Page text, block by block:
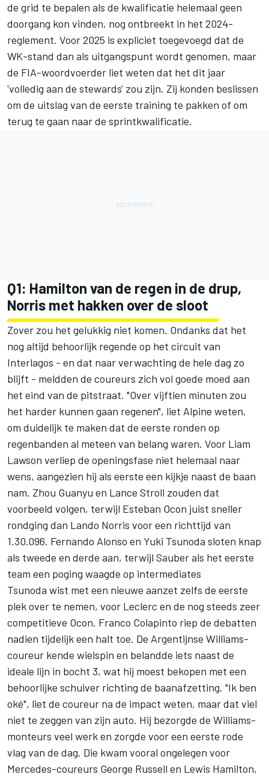
de grid te bepalen als de kwalificatie helemaal geen
doorgang kon vinden, nog ontbreekt in het 2024-
reglement. Voor 2025 is expliciet toegevoegd dat de
WK-stand dan als uitgangspunt wordt genomen, maar
de FIA-woordvoerder liet weten dat het dit jaar
'volledig aan de stewards' zou zijn. Zij konden beslissen
om de uitslag van de eerste training te pakken of om
terug te gaan naar de sprintkwalificatie.
Q1: Hamilton van de regen in de drup,
Norris met hakken over de sloot
Zover zou het gelukkig niet komen. Ondanks dat het
nog altijd behoorlijk regende op het circuit van
Interlagos - en dat naar verwachting de hele dag zo
blijft - meldden de coureurs zich vol goede moed aan
het eind van de pitstraat. "Over vijftien minuten zou
het harder kunnen gaan regenen", liet Alpine weten,
om duidelijk te maken dat de eerste ronden op
regenbanden al meteen van belang waren. Voor Liam
Lawson verliep de openingsfase niet helemaal naar
wens, aangezien hij als eerste een kijkje naast de baan
nam. Zhou Guanyu en Lance Stroll zouden dat
voorbeeld volgen, terwijl Esteban Ocon juist sneller
rondging dan Lando Norris voor een richttijd van
1.30.096. Fernando Alonso en Yuki Tsunoda sloten knap
als tweede en derde aan, terwijl Sauberals het eerste
team een poging waagde op intermediates
Tsunoda wist met een nieuwe aanzet zelfs de eerste
plek over te nemen, voor Leclerc en de nog steeds zeer
competitieve Ocon. Franco Colapinto riep de debatten
nadien tijdelijk een halt toe. De Argentijnse Williams-
coureur kende wielspin en belandde iets naast de
ideale lijn in bocht 3, wat hij moest bekopen met een
behoorlijke schuiver richting de baanafzetting. "Ik ben
oké", liet de coureur na de impact weten, maar dat viel
niet te zeggen van zijn auto. Hij bezorgde de Williams-
monteurs veel werk en zorgde voor een eerste rode
vlag van de dag. Die kwam vooral ongelegen voor
Mercedes-coureurs George Russell en Lewis Hamilton,